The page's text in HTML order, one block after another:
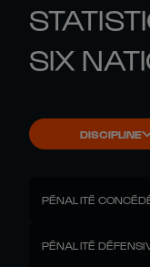
SIX
DISCIPLINE
PÉNALITÉ
PÉNALITÉ